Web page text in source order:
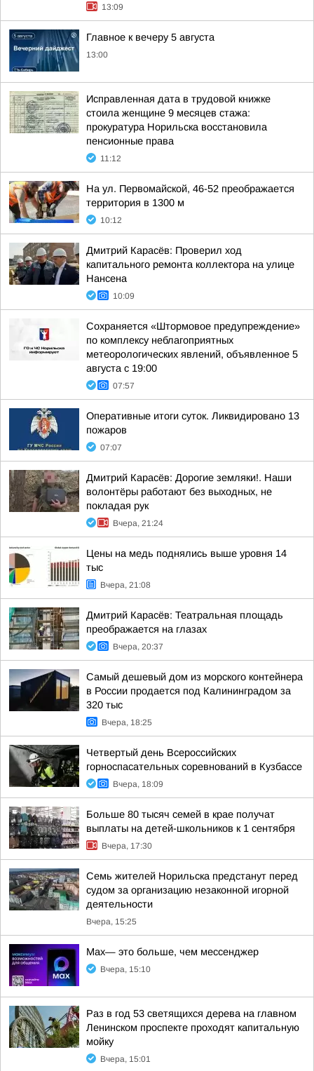
13:09
Главное к вечеру 5 августа
13:00
Исправленная дата в трудовой книжке
стоила женщине 9 месяцев стажа:
прокуратура Норильска восстановила
пенсионные права
11:12
На ул. Первомайской, 46-52 преображается
территория в 1300 м
10:12
Дмитрий Карасёв: Проверил ход
капитального ремонта коллектора на улице
Нансена
10:09
Сохраняется «Штормовое предупреждение»
по комплексу неблагоприятных
метеорологических явлений, объявленное 5
августа с 19:00
07:57
Оперативные итоги суток. Ликвидировано 13
пожаров
07:07
Дмитрий Карасёв: Дорогие земляки!. Наши
волонтёры работают без выходных, не
покладая рук
Вчера, 21:24
Цены на медь поднялись выше уровня 14
тыс
Вчера, 21:08
Дмитрий Карасёв: Театральная площадь
преображается на глазах
Вчера, 20:37
Самый дешевый дом из морского контейнера
в России продается под Калининградом за
320 тыс
Вчера, 18:25
Четвертый день Всероссийских
горноспасательных соревнований в Кузбассе
Вчера, 18:09
Больше 80 тысяч семей в крае получат
выплаты на детей-школьников к 1 сентября
Вчера, 17:30
Семь жителей Норильска предстанут перед
судом за организацию незаконной игорной
деятельности
Вчера, 15:25
Max— это больше, чем мессенджер
Вчера, 15:10
Раз в год 53 светящихся дерева на главном
Ленинском проспекте проходят капитальную
мойку
Вчера, 15:01